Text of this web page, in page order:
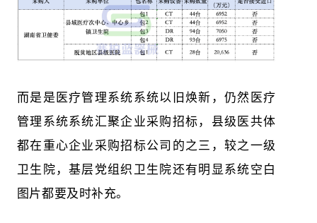
而是是医疗管理系统系统以旧焕新，仍然医疗
管理系统系统汇聚企业采购招标，县级医共体
都在重心企业采购招标公司的之三，较之一级
卫生院，基层党组织卫生院还有明显系统空白
图片都要及时补充。